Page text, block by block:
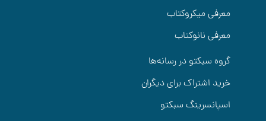
معرفی میکروکتاب
معرفی نانوکتاب
گروه سبکتو در رسانه‌ها
خرید اشتراک برای دیگران
اسپانسرینگ سبکتو